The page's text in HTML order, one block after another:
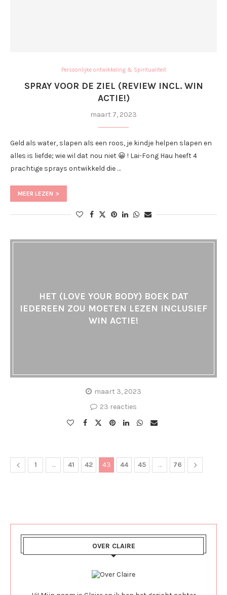
Persoonlijke ontwikkeling & Spiritualiteit
SPRAY VOOR DE ZIEL (REVIEW INCL. WIN
ACTIE!)
maart 7, 2023
Geld als water, slapen als een roos, je kindje helpen slapen en
alles is liefde; wie wil dat nou niet 😀 ! Lai-Fong Hau heeft 4
prachtige sprays ontwikkeld die …
MEER LEZEN
HET (LOVE YOUR BODY) BOEK DAT
IEDEREEN ZOU MOETEN LEZEN INCLUSIEF
WIN ACTIE!
maart 3, 2023
23 reacties
1 … 41 42 43 44 45 … 76
OVER CLAIRE